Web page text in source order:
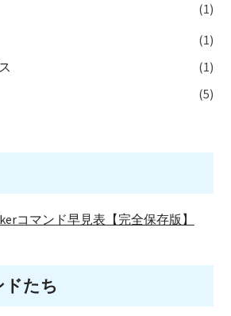
(1)
(1)
(1)
(5)
コマンド早見表【完全保存版】
ドたち